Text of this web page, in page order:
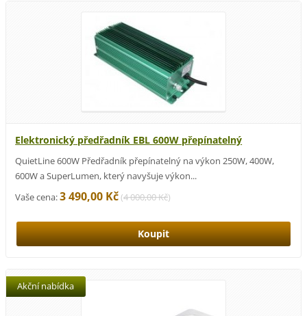
Elektronický předřadník EBL 600W přepínatelný
QuietLine 600W Předřadník přepínatelný na výkon 250W, 400W,
600W a SuperLumen, který navyšuje výkon...
Vaše cena:3 490,00 Kč(4 000,00 Kč)
Akční nabídka